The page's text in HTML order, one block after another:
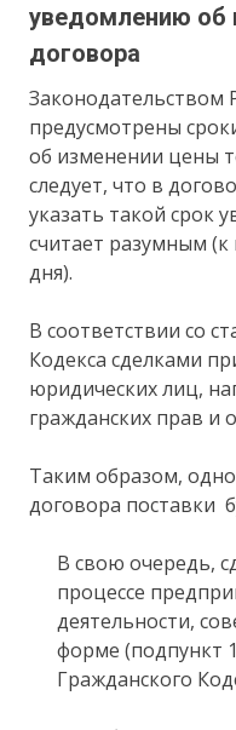
уведомлению об
договора
Законодательством
предусмотрены
об изменении цены
следует, что в
указать такой срок
считает разумным
дня).
В соответствии со
Кодекса сделками
юридических лиц,
гражданских прав и
Таким образом,
договора поставки
В свою очередь,
процессе
деятельности,
форме (подпункт
Гражданского